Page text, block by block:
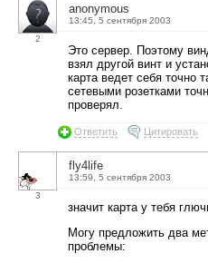
2
anonymous
13:45, 5 сентября 2003
Это сервер. Поэтому
взял другой винт и
карта ведет себя точно
сетевыми розетками
проверял.
Ответить Цитировать
3
fly4life
13:59, 5 сентября 2003
значит карта у тебя
Могу предложить два
проблемы: